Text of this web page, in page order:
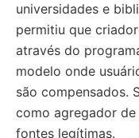
universidades e
permitiu que
através do
modelo onde
são compensados.
como agregador
fontes legítimas.